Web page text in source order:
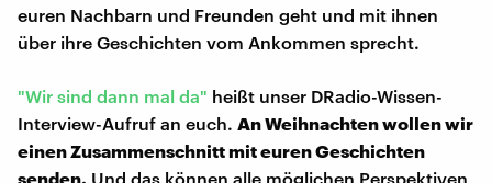
euren Nachbarn und Freunden geht und mit ihnen
über ihre Geschichten vom Ankommen sprecht.
"Wir sind dann mal da" heißt unser DRadio-Wissen-
Interview-Aufruf an euch. An Weihnachten wollen wir
einen Zusammenschnitt mit euren Geschichten
senden. Und das können alle möglichen Perspektiven